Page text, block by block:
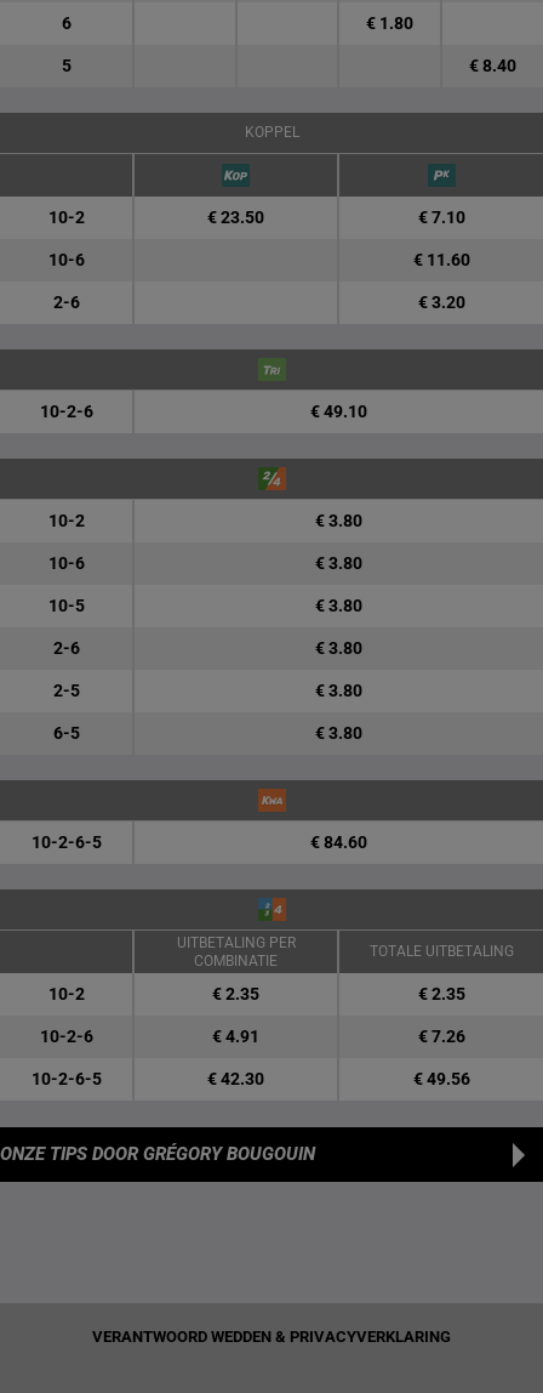
6 € 1.80
5 € 8.40
KOPPEL
10-2 € 23.50 € 7.10
10-6 € 11.60
2-6 € 3.20
10-2-6 € 49.10
10-2 € 3.80
10-6 € 3.80
10-5 € 3.80
2-6 € 3.80
2-5 € 3.80
6-5 € 3.80
10-2-6-5 € 84.60
UITBETALING PER
COMBINATIE
TOTALE UITBETALING
10-2 € 2.35 € 2.35
10-2-6 € 4.91 € 7.26
10-2-6-5 € 42.30 € 49.56
ONZE TIPS DOOR GRÉGORY BOUGOUIN
VERANTWOORD WEDDEN & PRIVACYVERKLARING